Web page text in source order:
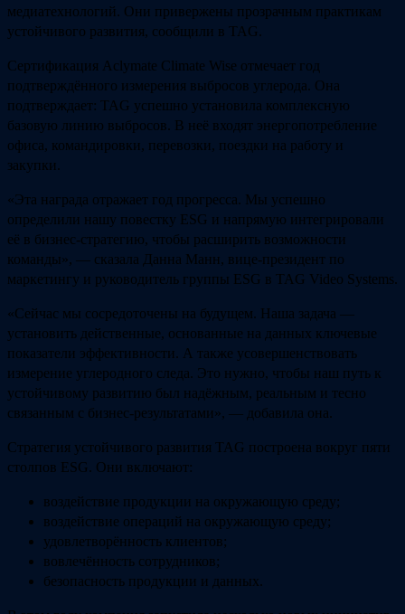
медиатехнологий. Они привержены прозрачным практикам
устойчивого развития, сообщили в TAG.
Сертификация Aclymate Climate Wise отмечает год
подтверждённого измерения выбросов углерода. Она
подтверждает: TAG успешно установила комплексную
базовую линию выбросов. В неё входят энергопотребление
офиса, командировки, перевозки, поездки на работу и
закупки.
«Эта награда отражает год прогресса. Мы успешно
определили нашу повестку ESG и напрямую интегрировали
её в бизнес‑стратегию, чтобы расширить возможности
команды», — сказала Данна Манн, вице‑президент по
маркетингу и руководитель группы ESG в TAG Video Systems.
«Сейчас мы сосредоточены на будущем. Наша задача —
установить действенные, основанные на данных ключевые
показатели эффективности. А также усовершенствовать
измерение углеродного следа. Это нужно, чтобы наш путь к
устойчивому развитию был надёжным, реальным и тесно
связанным с бизнес‑результатами», — добавила она.
Стратегия устойчивого развития TAG построена вокруг пяти
столпов ESG. Они включают:
воздействие продукции на окружающую среду;
воздействие операций на окружающую среду;
удовлетворённость клиентов;
вовлечённость сотрудников;
безопасность продукции и данных.